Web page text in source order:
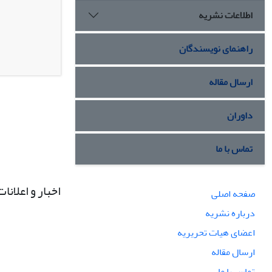
اطلاعات نشریه
راهنمای نویسندگان
ارسال مقاله
داوران
تماس با ما
صفحه اصلی
درباره نشریه
اعضای هیات تحریریه
ارسال مقاله
اخبار و